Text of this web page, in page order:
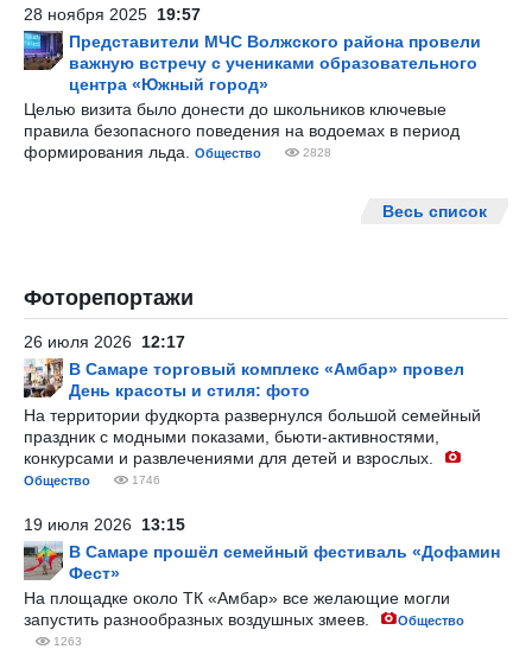
28 ноября 2025 19:57
Представители МЧС Волжского района провели
важную встречу с учениками образовательного
центра «Южный город»
Целью визита было донести до школьников ключевые
правила безопасного поведения на водоемах в период
формирования льда.
Общество 2828
Весь список
Фоторепортажи
26 июля 2026 12:17
В Самаре торговый комплекс «Амбар» провел
День красоты и стиля: фото
На территории фудкорта развернулся большой семейный
праздник с модными показами, бьюти-активностями,
конкурсами и развлечениями для детей и взрослых.
Общество 1746
19 июля 2026 13:15
В Самаре прошёл семейный фестиваль «Дофамин
Фест»
На площадке около ТК «Амбар» все желающие могли
запустить разнообразных воздушных змеев.
Общество
1263